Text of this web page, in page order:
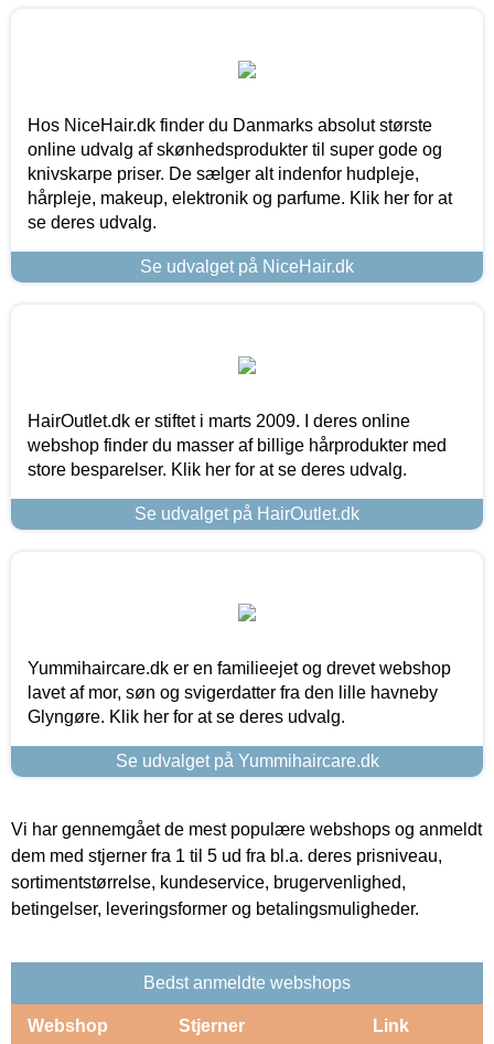
Hos NiceHair.dk finder du Danmarks absolut største
online udvalg af skønhedsprodukter til super gode og
knivskarpe priser. De sælger alt indenfor hudpleje,
hårpleje, makeup, elektronik og parfume. Klik her for at
se deres udvalg.
Se udvalget på NiceHair.dk
HairOutlet.dk er stiftet i marts 2009. I deres online
webshop finder du masser af billige hårprodukter med
store besparelser. Klik her for at se deres udvalg.
Se udvalget på HairOutlet.dk
Yummihaircare.dk er en familieejet og drevet webshop
lavet af mor, søn og svigerdatter fra den lille havneby
Glyngøre. Klik her for at se deres udvalg.
Se udvalget på Yummihaircare.dk
Vi har gennemgået de mest populære webshops og anmeldt
dem med stjerner fra 1 til 5 ud fra bl.a. deres prisniveau,
sortimentstørrelse, kundeservice, brugervenlighed,
betingelser, leveringsformer og betalingsmuligheder.
Bedst anmeldte webshops
Webshop Stjerner Link